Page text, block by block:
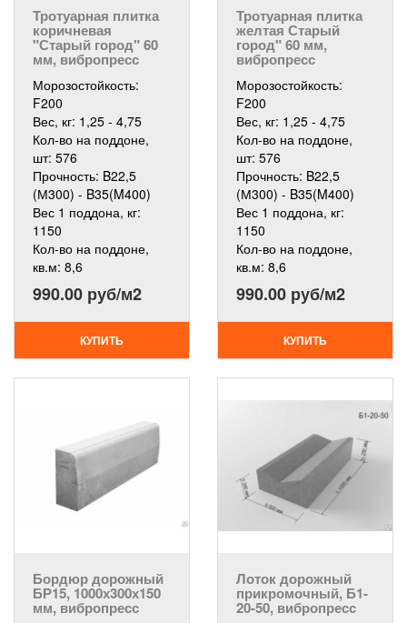
Тротуарная плитка
коричневая
"Старый город" 60
мм, вибропресс
Морозостойкость:
F200
Вес, кг: 1,25 - 4,75
Кол-во на поддоне,
шт: 576
Прочность: B22,5
(М300) - B35(M400)
Вес 1 поддона, кг:
1150
Кол-во на поддоне,
кв.м: 8,6
990.00 руб/м2
КУПИТЬ
Тротуарная плитка
желтая Старый
город" 60 мм,
вибропресс
Морозостойкость:
F200
Вес, кг: 1,25 - 4,75
Кол-во на поддоне,
шт: 576
Прочность: B22,5
(М300) - B35(M400)
Вес 1 поддона, кг:
1150
Кол-во на поддоне,
кв.м: 8,6
990.00 руб/м2
КУПИТЬ
Бордюр дорожный
БР15, 1000х300х150
мм, вибропресс
Лоток дорожный
прикромочный, Б1-
20-50, вибропресс